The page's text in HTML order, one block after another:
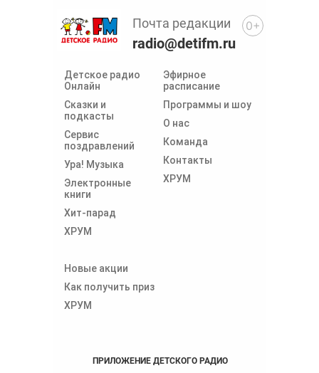
Детское радио
Онлайн
Сказки и
подкасты
Сервис
поздравлений
Ура! Музыка
Электронные
книги
Хит-парад
ХРУМ
Эфирное
расписание
Программы и шоу
О нас
Команда
Контакты
ХРУМ
Новые акции
Как получить приз
ХРУМ
Почта редакции
radio@detifm.ru
ПРИЛОЖЕНИЕ ДЕТСКОГО РАДИО
0+